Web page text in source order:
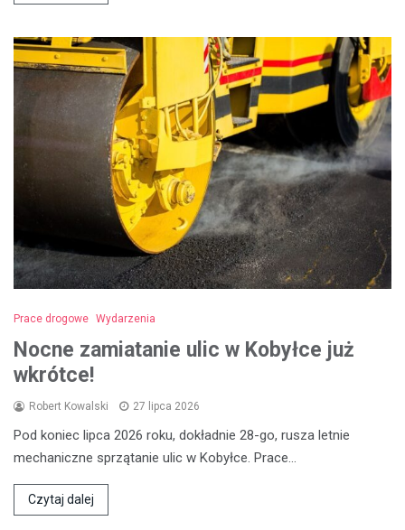
Prace drogowe Wydarzenia
Nocne zamiatanie ulic w Kobyłce już
wkrótce!
Robert Kowalski 27 lipca 2026
Pod koniec lipca 2026 roku, dokładnie 28-go, rusza letnie
mechaniczne sprzątanie ulic w Kobyłce. Prace…
Czytaj dalej